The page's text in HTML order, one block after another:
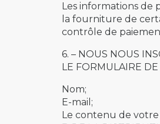
Les informations de
la fourniture de
contrôle de
6. – NOUS NOUS
LE FORMULAIRE
Nom;
E-mail;
Le contenu de votre